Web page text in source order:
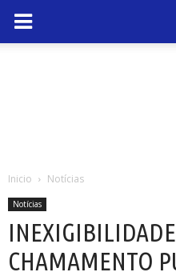
Inicio Notícias
Notícias
CHAMAMENTO